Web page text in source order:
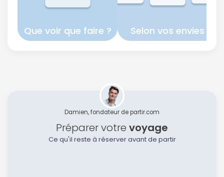
Que voir que faire ? Selon vos envies
Damien, fondateur de partir.com
Préparer votre voyage
Ce qu'il reste à réserver avant de partir